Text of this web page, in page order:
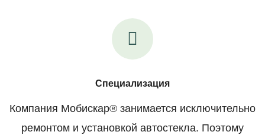
Специализация
Компания Мобискар® занимается исключительно
ремонтом и установкой автостекла. Поэтому